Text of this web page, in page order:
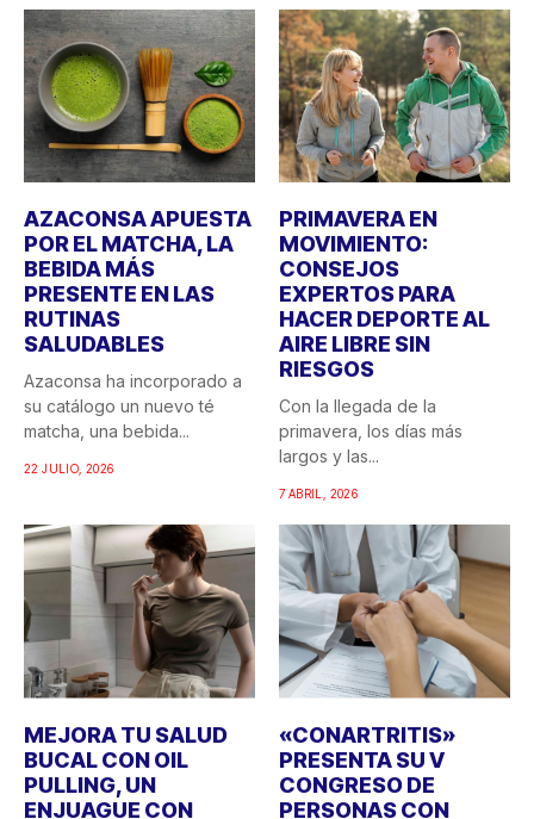
AZACONSA APUESTA
POR EL MATCHA, LA
BEBIDA MÁS
PRESENTE EN LAS
RUTINAS
SALUDABLES
Azaconsa ha incorporado a
su catálogo un nuevo té
matcha, una bebida...
22 JULIO, 2026
PRIMAVERA EN
MOVIMIENTO:
CONSEJOS
EXPERTOS PARA
HACER DEPORTE AL
AIRE LIBRE SIN
RIESGOS
Con la llegada de la
primavera, los días más
largos y las...
7 ABRIL, 2026
MEJORA TU SALUD
BUCAL CON OIL
PULLING, UN
ENJUAGUE CON
«CONARTRITIS»
PRESENTA SU V
CONGRESO DE
PERSONAS CON